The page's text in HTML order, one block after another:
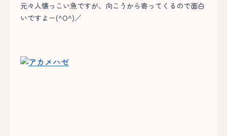
元々人懐っこい魚ですが、向こうから寄ってくるので面白
いですよー(^O^)／